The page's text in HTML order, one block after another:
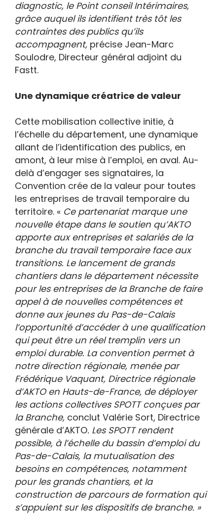
diagnostic, le Point conseil Intérimaires,
grâce auquel ils identifient très tôt les
contraintes des publics qu’ils
accompagnent, précise Jean-Marc
Soulodre, Directeur général adjoint du
Fastt.
Une dynamique créatrice de valeur
Cette mobilisation collective initie, à
l’échelle du département, une dynamique
allant de l’identification des publics, en
amont, à leur mise à l’emploi, en aval. Au-
delà d’engager ses signataires, la
Convention crée de la valeur pour toutes
les entreprises de travail temporaire du
territoire. « Ce partenariat marque une
nouvelle étape dans le soutien qu’AKTO
apporte aux entreprises et salariés de la
branche du travail temporaire face aux
transitions. Le lancement de grands
chantiers dans le département nécessite
pour les entreprises de la Branche de faire
appel à de nouvelles compétences et
donne aux jeunes du Pas-de-Calais
l’opportunité d’accéder à une qualification
qui peut être un réel tremplin vers un
emploi durable. La convention permet à
notre direction régionale, menée par
Frédérique Vaquant, Directrice régionale
d’AKTO en Hauts-de-France, de déployer
les actions collectives SPOTT conçues par
la Branche, conclut Valérie Sort, Directrice
générale d’AKTO. Les SPOTT rendent
possible, à l’échelle du bassin d’emploi du
Pas-de-Calais, la mutualisation des
besoins en compétences, notamment
pour les grands chantiers, et la
construction de parcours de formation qui
s’appuient sur les dispositifs de branche. »